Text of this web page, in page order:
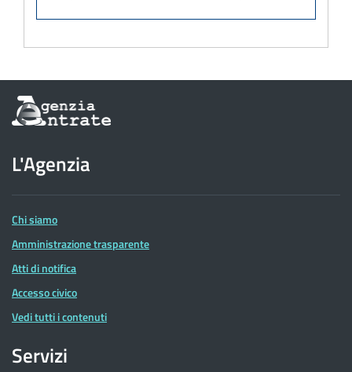
Informazioni
sul
dell'Agenzia
delle
Entrate
L'Agenzia
Chi siamo
Amministrazione trasparente
Atti di notifica
Accesso civico
Vedi tutti i contenuti
Servizi